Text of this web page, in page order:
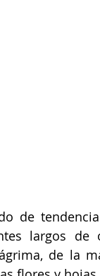
de
largos de
de la